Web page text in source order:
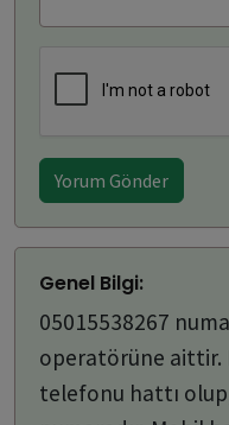
Yorum Gönder
Genel Bilgi:
05015538267
operatörüne aittir.
telefonu hattı